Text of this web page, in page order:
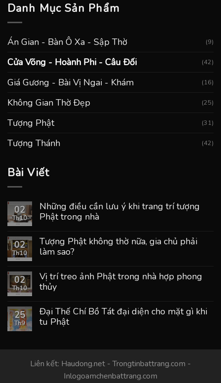
Danh Mục Sản Phẩm
Án Gian - Bàn Ô Xa - Sập Thờ (9)
Cửa Võng - Hoành Phi - Câu Đối (42)
Giá Gương - Bài Vị Ngai - Khám (16)
Không Gian Thờ Đẹp (25)
Tượng Phật (31)
Tượng Thánh (42)
Bài Viết
02
Th10
Những điều cần lưu ý khi trang trí tượng
Phật trong nhà
02
Th10
Tượng Phật không thờ nữa, gia chủ phải
làm sao?
02
Th10
Vị trí treo ảnh Phật trong nhà hợp phong
thủy
25
Th9
Đại Thế Chí Bồ Tát đại diện cho mặt gì khi
tu Phật
Liên kết: Haudong.net -Trongtinbattrang.com -
Inlogoamchenbattrang.com